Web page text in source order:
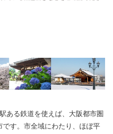
ある鉄道を使えば、大阪都市圏
す。市全域にわたり、ほぼ平